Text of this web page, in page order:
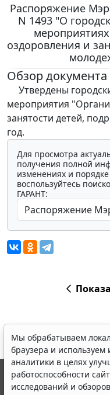
Распоряжение
N 1493 "О
оздоровления и
Обзор документа
Утвердены
мероприятия
занятости детей,
год.
Для просмотра
получения полной
изменениях и
воспользуйтесь
ГАРАНТ:
Мы обрабатываем
браузера и используем
аналитики в целях
работоспособности
исследований и
© ООО "НПП "ГАРАНТ-